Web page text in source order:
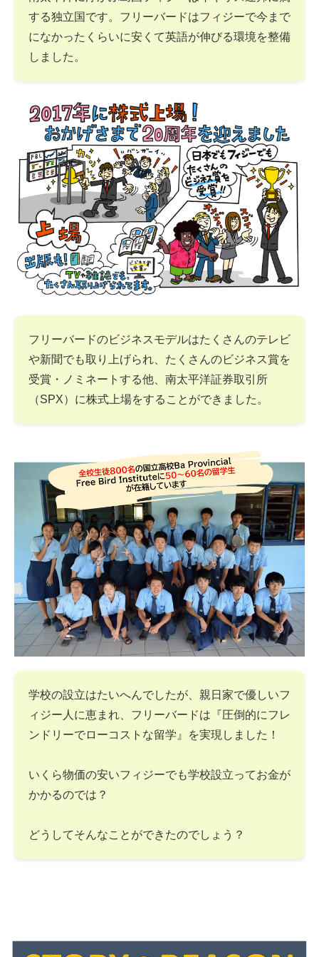
する独立国です。フリーバードはフィジーで今まで
になかったくらいに安くて英語が伸びる環境を整備
しました。
フリーバードのビジネスモデルはたくさんのテレビ
や新聞でも取り上げられ、たくさんのビジネス賞を
受賞・ノミネートする他、南太平洋証券取引所
（SPX）に株式上場をすることができました。
学校の設立はたいへんでしたが、親日家で優しいフ
ィジー人に恵まれ、フリーバードは『圧倒的にフレ
ンドリーでローコストな留学』を実現しました！
いくら物価の安いフィジーでも学校設立ってお金が
かかるのでは？
どうしてそんなことができたのでしょう？